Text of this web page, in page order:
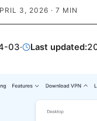
3, 2026 · 7 MIN
03· Last updated: